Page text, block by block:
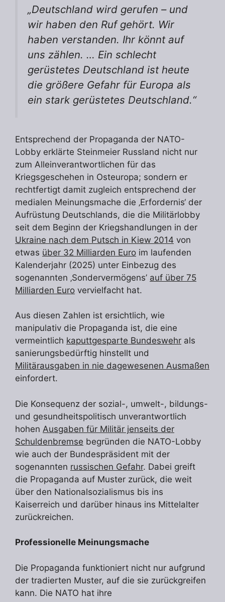
„Deutschland wird gerufen – und
wir haben den Ruf gehört. Wir
haben verstanden. Ihr könnt auf
uns zählen. … Ein schlecht
gerüstetes Deutschland ist heute
die größere Gefahr für Europa als
ein stark gerüstetes Deutschland.“
Entsprechend der Propaganda der NATO-
Lobby erklärte Steinmeier Russland nicht nur
zum Alleinverantwortlichen für das
Kriegsgeschehen in Osteuropa; sondern er
rechtfertigt damit zugleich entsprechend der
medialen Meinungsmache die ‚Erfordernis‘ der
Aufrüstung Deutschlands, die die Militärlobby
seit dem Beginn der Kriegshandlungen in der
Ukraine nach dem Putsch in Kiew 2014 von
etwas über 32 Milliarden Euro im laufenden
Kalenderjahr (2025) unter Einbezug des
sogenannten ‚Sondervermögens’ auf über 75
Milliarden Euro vervielfacht hat.
Aus diesen Zahlen ist ersichtlich, wie
manipulativ die Propaganda ist, die eine
vermeintlich kaputtgesparte Bundeswehr als
sanierungsbedürftig hinstellt und
Militärausgaben in nie dagewesenen Ausmaßen
einfordert.
Die Konsequenz der sozial-, umwelt-, bildungs-
und gesundheitspolitisch unverantwortlich
hohen Ausgaben für Militär jenseits der
Schuldenbremse begründen die NATO-Lobby
wie auch der Bundespräsident mit der
sogenannten russischen Gefahr. Dabei greift
die Propaganda auf Muster zurück, die weit
über den Nationalsozialismus bis ins
Kaiserreich und darüber hinaus ins Mittelalter
zurückreichen.
Professionelle Meinungsmache
Die Propaganda funktioniert nicht nur aufgrund
der tradierten Muster, auf die sie zurückgreifen
kann. Die NATO hat ihre